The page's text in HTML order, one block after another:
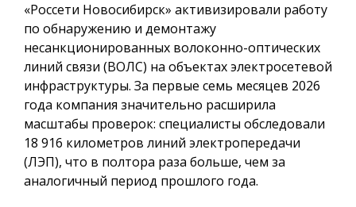
«Россети Новосибирск» активизировали работу
по обнаружению и демонтажу
несанкционированных волоконно-оптических
линий связи (ВОЛС) на объектах электросетевой
инфраструктуры. За первые семь месяцев 2026
года компания значительно расширила
масштабы проверок: специалисты обследовали
18 916 километров линий электропередачи
(ЛЭП), что в полтора раза больше, чем за
аналогичный период прошлого года.